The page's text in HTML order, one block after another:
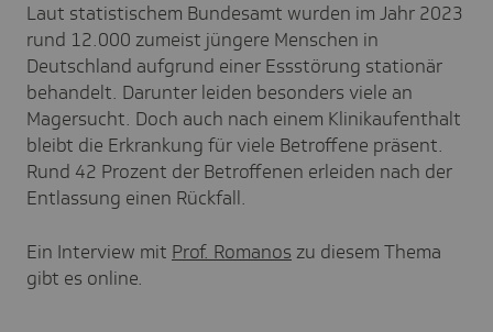
Laut statistischem Bundesamt wurden im Jahr 2023
rund 12.000 zumeist jüngere Menschen in
Deutschland aufgrund einer Essstörung stationär
behandelt. Darunter leiden besonders viele an
Magersucht. Doch auch nach einem Klinikaufenthalt
bleibt die Erkrankung für viele Betroffene präsent.
Rund 42 Prozent der Betroffenen erleiden nach der
Entlassung einen Rückfall.
Ein Interview mit Prof. Romanos zu diesem Thema
gibt es online.